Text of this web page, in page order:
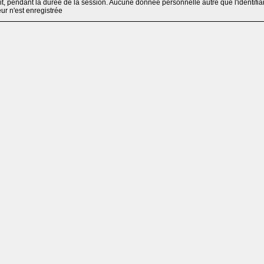
pendant la durée de la session. Aucune donnée personnelle autre que
n'est enregistrée